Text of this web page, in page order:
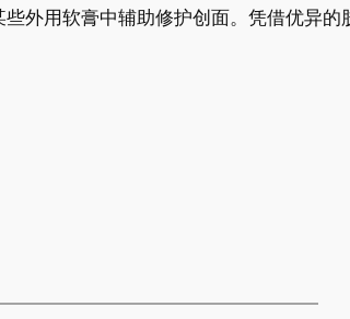
外用软膏中辅助修护创面。凭借优异的